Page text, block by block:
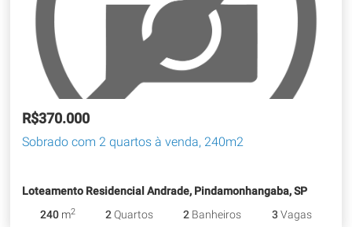
R$370.000
Sobrado com 2 quartos à venda, 240m2
Loteamento Residencial Andrade, Pindamonhangaba, SP
240 m2 2Quartos 2 Banheiros 3 Vagas